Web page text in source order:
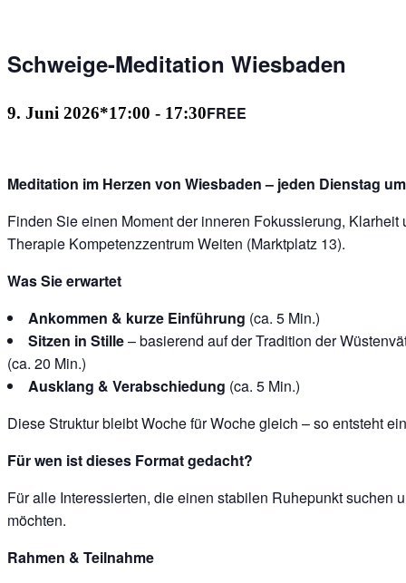
Schweige-Meditation Wiesbaden
9. Juni 2026*17:00 - 17:30FREE
Meditation im Herzen von Wiesbaden – jeden Dienstag
Finden Sie einen Moment der inneren Fokussierung,
Therapie Kompetenzzentrum Weiten (Marktplatz 13).
Was Sie erwartet
Ankommen & kurze Einführung (ca. 5 Min.)
Sitzen in Stille– basierend auf der Tradition der
(ca. 20 Min.)
Ausklang & Verabschiedung (ca. 5 Min.)
Diese Struktur bleibt Woche für Woche gleich – so entsteht
Für wen ist dieses Format gedacht?
Für alle Interessierten, die einen stabilen Ruhepunkt suchen
möchten.
Rahmen & Teilnahme